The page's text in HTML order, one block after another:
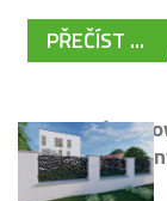
PŘEČÍST ...
Moderní
kovů:
žádná údržba